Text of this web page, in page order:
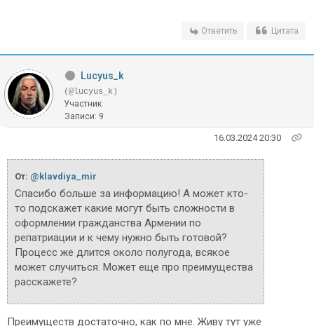
Ответить Цитата
Lucyus_k
(@lucyus_k)
Участник
Записи: 9
16.03.2024 20:30
От: @klavdiya_mir
Спасибо больше за информацию! А может кто-
то подскажет какие могут быть сложности в
оформлении гражданства Армении по
репатриации и к чему нужно быть готовой?
Процесс же длится около полугода, всякое
может случиться. Может еще про преимущества
расскажете?
Преимуществ достаточно, как по мне. Живу тут уже